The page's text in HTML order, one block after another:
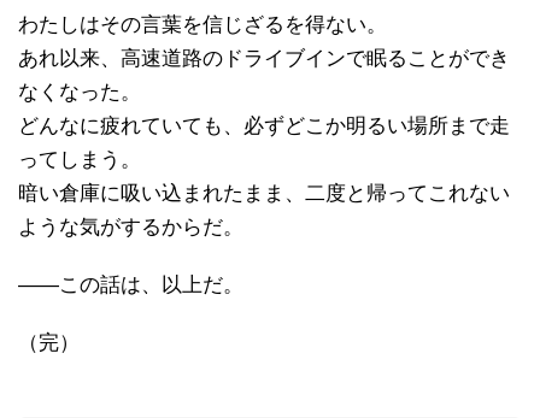
わたしはその言葉を信じざるを得ない。
あれ以来、高速道路のドライブインで眠ることができ
なくなった。
どんなに疲れていても、必ずどこか明るい場所まで走
ってしまう。
暗い倉庫に吸い込まれたまま、二度と帰ってこれない
ような気がするからだ。
――この話は、以上だ。
（完）